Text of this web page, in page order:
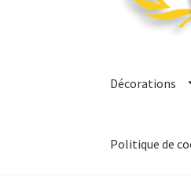
Décorations
Politique de